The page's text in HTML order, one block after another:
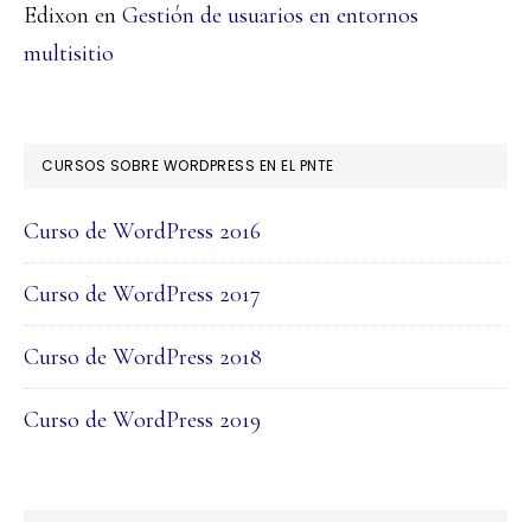
Edixon en Gestión de usuarios en entornos
multisitio
CURSOS SOBRE WORDPRESS EN EL PNTE
Curso de WordPress 2016
Curso de WordPress 2017
Curso de WordPress 2018
Curso de WordPress 2019